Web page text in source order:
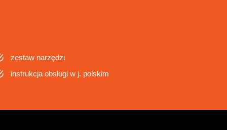
zestaw narzędzi
instrukcja obsługi w j. polskim